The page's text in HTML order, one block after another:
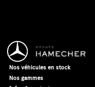
Nos véhicules en stock
Nos gammes